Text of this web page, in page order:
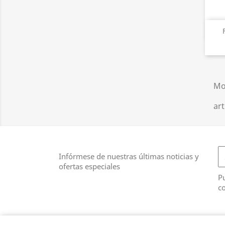
Infórmese de nuestras últimas noticias y
ofertas especiales